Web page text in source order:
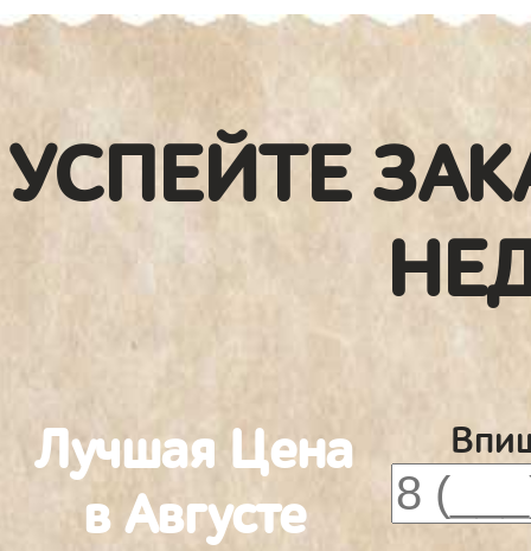
УСПЕЙТЕ
Лучшая Цена
в Августе